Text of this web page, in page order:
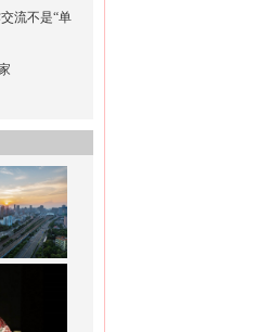
流不是“单